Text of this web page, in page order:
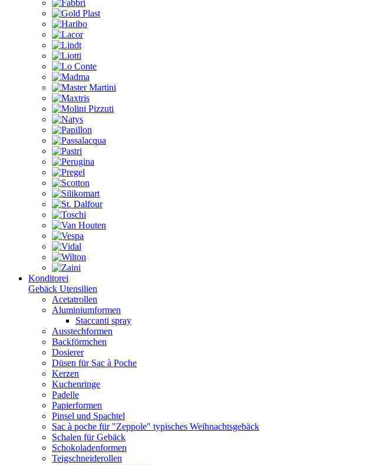
Konditorei
Gebäck Utensilien
Acetatrollen
Aluminiumformen
Staccanti spray
Ausstechformen
Backförmchen
Dosierer
Düsen für Sac à Poche
Kerzen
Kuchenringe
Padelle
Papierformen
Pinsel und Spachtel
Sac à poche für "Zeppole" typisches Weihnachtsgebäck
Schalen für Gebäck
Schokoladenformen
Teigschneiderollen